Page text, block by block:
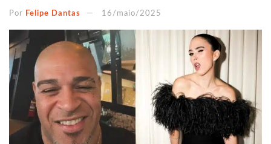
Por Felipe Dantas 16/maio/2025